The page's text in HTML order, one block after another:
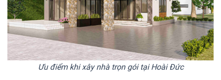
Ưu điểm khi xây nhà trọn gói tại Hoài Đức